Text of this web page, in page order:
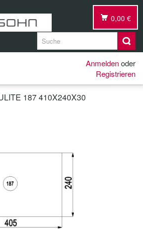
0,00 €
Anmeldenoder
Registrieren
187 410X240X30